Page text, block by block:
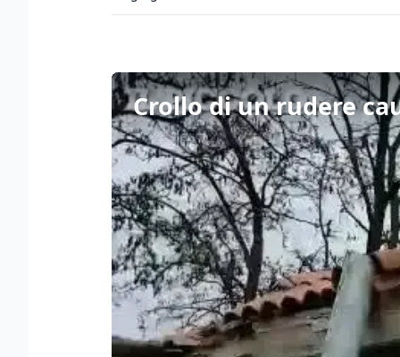
Crollo di un rudere